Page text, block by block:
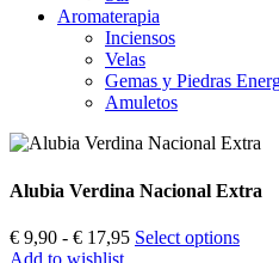
Aromaterapia
Inciensos
Velas
Gemas y Piedras
Amuletos
Alubia Verdina Nacional Extra
€ 9,90 - € 17,95Rango
Select options
Add to wishlist